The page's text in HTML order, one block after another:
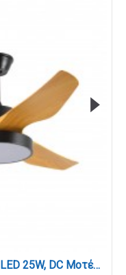
Nitinat Ανεμιστήρας Οροφής με LED 25W, DC Μοτέρ & Smart App - Μαύρο/Ξύλο (102000220)